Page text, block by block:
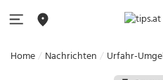
Home Nachrichten Urfahr-